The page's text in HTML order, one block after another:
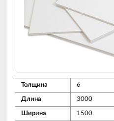
Толщина 6
Длина 3000
Ширина 1500